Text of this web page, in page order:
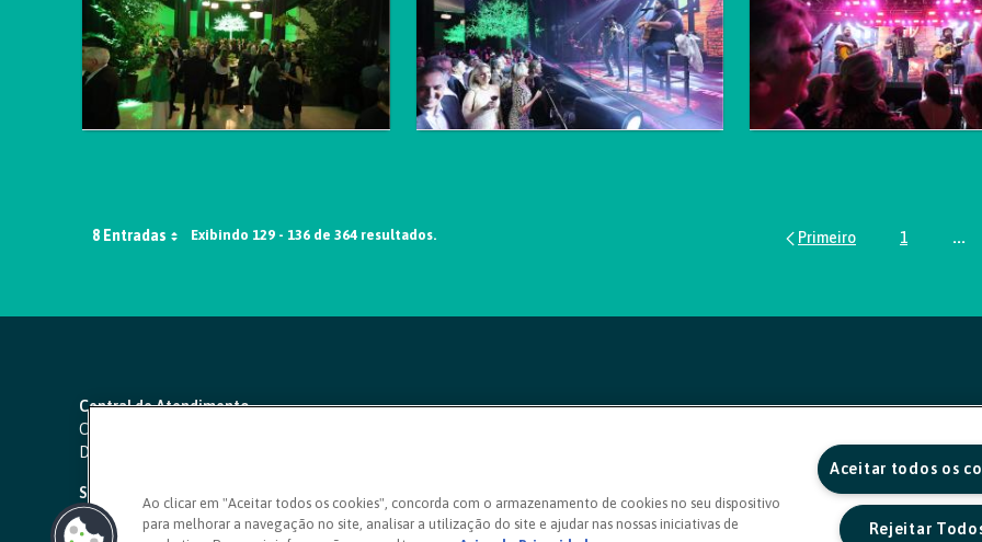
8 Entradas Exibindo 129 - 136 de 364 resultados.
Página
1 ...
Central de Atendimento
Capitais e regiões metropolitanas:
Demais localidades:
SAC 24 horas
Ouvidoria
Ao clicar em "Aceitar todos os cookies", concorda com o armazenamento de cookies no seu dispositivo
para melhorar a navegação no site, analisar a utilização do site e ajudar nas nossas iniciativas de
Aceitar todos os
Rejeitar